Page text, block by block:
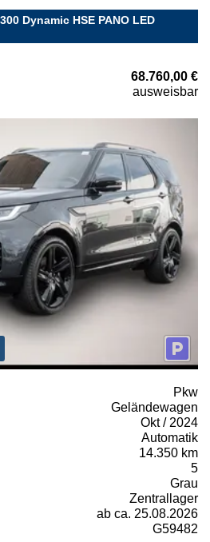
Dynamic HSE PANO LED
68.760,00 €
ausweisbar
Pkw
Geländewagen
Okt / 2024
Automatik
14.350 km
5
Grau
Zentrallager
ab ca. 25.08.2026
G59482